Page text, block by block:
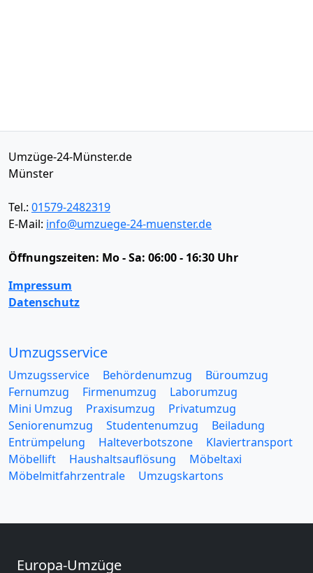
Umzüge-24-Münster.de
Münster
Tel.: 01579-2482319
E-Mail: info@umzuege-24-muenster.de
Öffnungszeiten: Mo - Sa: 06:00 - 16:30 Uhr
Impressum
Datenschutz
Umzugsservice
Umzugsservice Behördenumzug
Büroumzug
Fernumzug
Firmenumzug
Laborumzug
Mini Umzug
Praxisumzug
Privatumzug
Seniorenumzug
Studentenumzug
Beiladung
Entrümpelung
Halteverbotszone
Klaviertransport
Möbellift
Haushaltsauflösung
Möbeltaxi
Möbelmitfahrzentrale
Umzugskartons
Europa-Umzüge